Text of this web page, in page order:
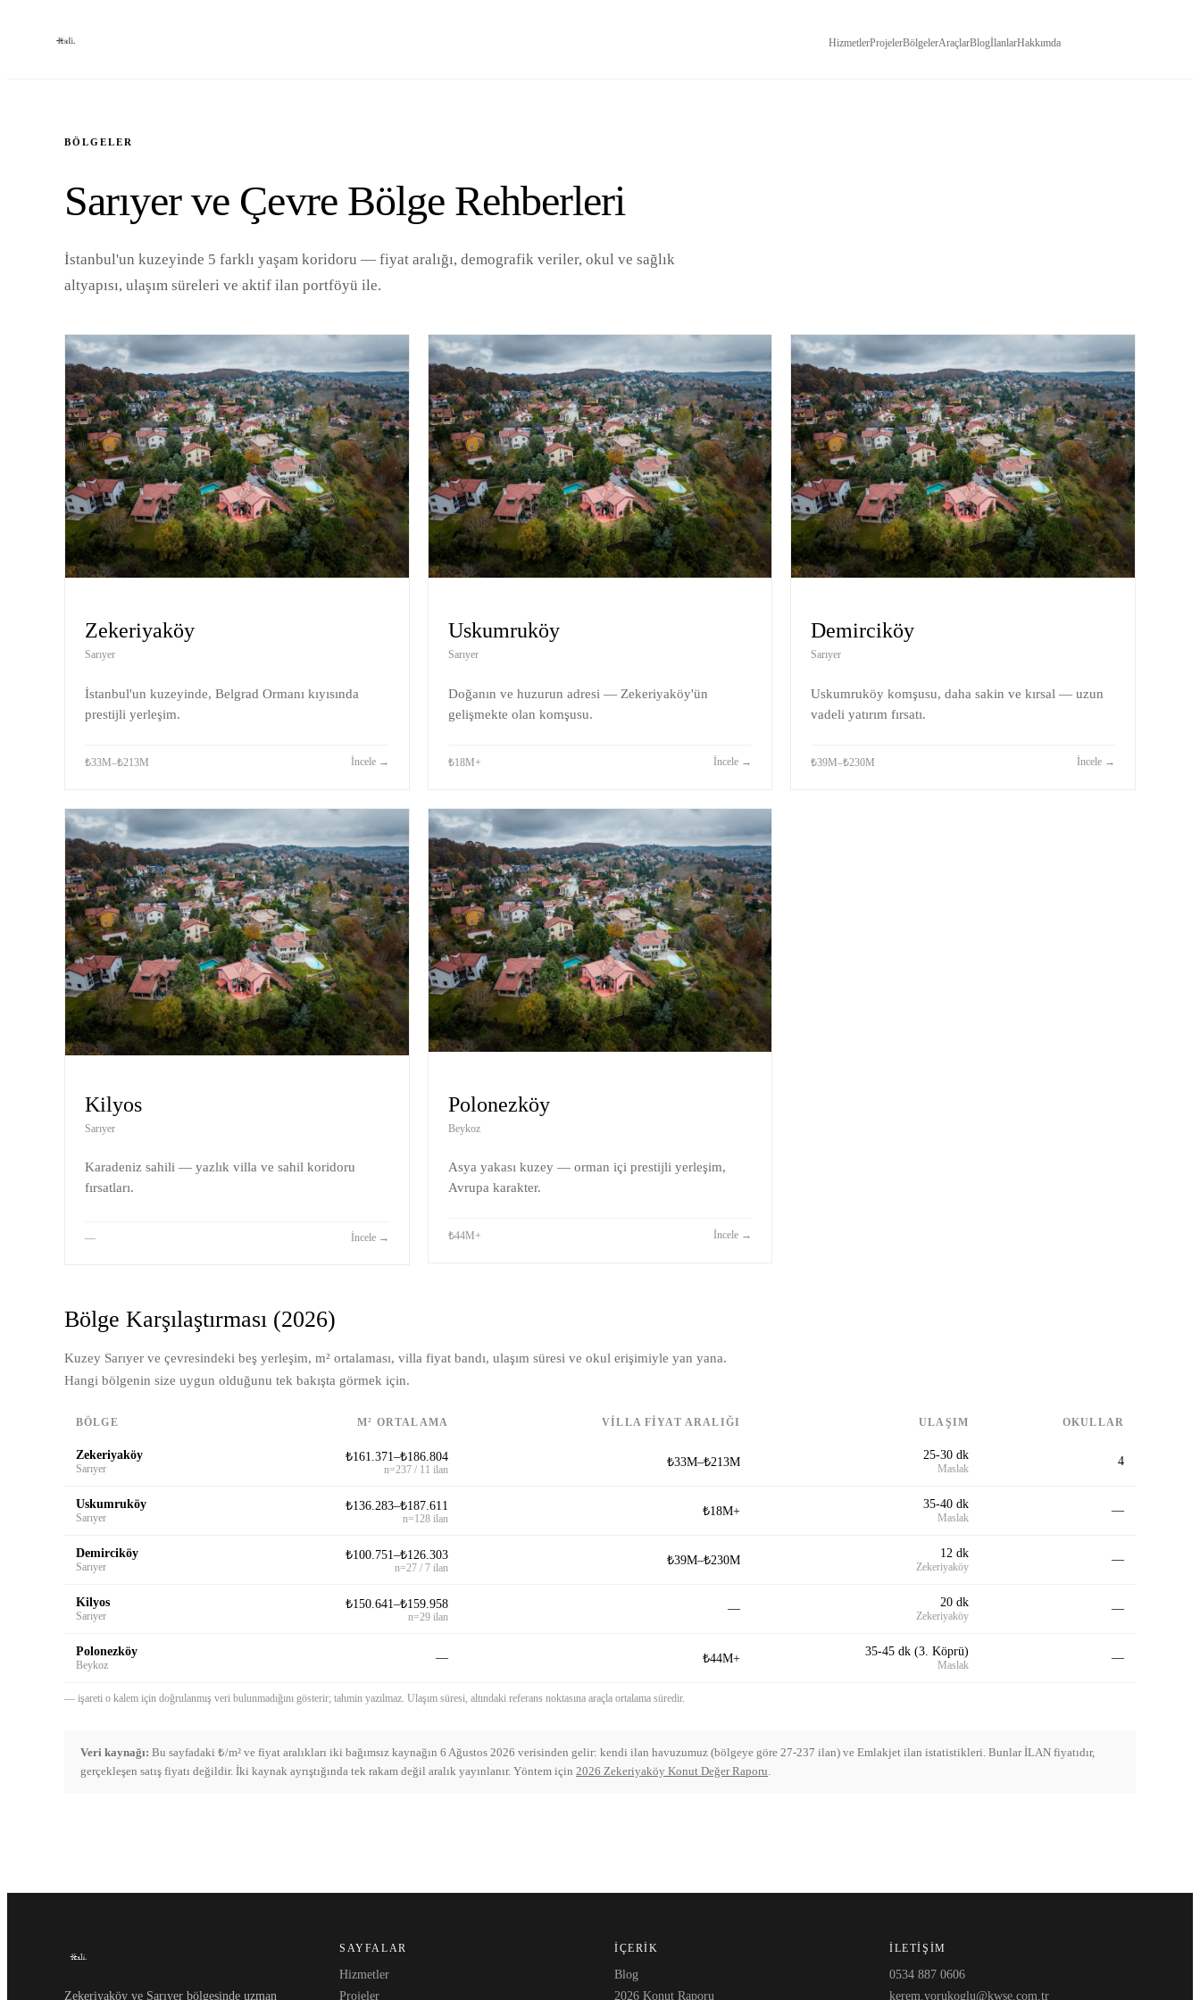
HizmetlerProjelerBölgelerAraçlarBlogİlanlarHakkımda
BÖLGELER
Sarıyer ve Çevre Bölge Rehberleri
İstanbul'un kuzeyinde 5 farklı yaşam koridoru — fiyat aralığı, demografik veriler, okul ve sağlık
altyapısı, ulaşım süreleri ve aktif ilan portföyü ile.
Zekeriyaköy
Sarıyer
İstanbul'un kuzeyinde, Belgrad Ormanı kıyısında
prestijli yerleşim.
₺33M–₺213M İncele→
Uskumruköy
Sarıyer
Doğanın ve huzurun adresi — Zekeriyaköy'ün
gelişmekte olan komşusu.
₺18M+ İncele →
Demirciköy
Sarıyer
Uskumruköy komşusu, daha sakin ve kırsal — uzun
vadeli yatırım fırsatı.
₺39M–₺230M İncele→
Kilyos
Sarıyer
Karadeniz sahili — yazlık villa ve sahil koridoru
fırsatları.
— İncele→
Polonezköy
Beykoz
Asya yakası kuzey — orman içi prestijli yerleşim,
Avrupa karakter.
₺44M+ İncele →
Bölge Karşılaştırması (2026)
Kuzey Sarıyer ve çevresindeki beş yerleşim, m² ortalaması, villa fiyat bandı, ulaşım süresi ve okul erişimiyle yan yana.
Hangi bölgenin size uygun olduğunu tek bakışta görmek için.
BÖLGE M² ORTALAMA VILLA FIYAT ARALIĞI ULAŞIM OKULLAR
Zekeriyaköy
Sarıyer
₺161.371–₺186.804
n=237 / 11 ilan
₺33M–₺213M 25-30 dk
Maslak
4
Uskumruköy
Sarıyer
₺136.283–₺187.611
n=128 ilan
₺18M+ 35-40 dk
Maslak
—
Demirciköy
Sarıyer
₺100.751–₺126.303
n=27 / 7 ilan
₺39M–₺230M 12 dk
Zekeriyaköy
—
Kilyos
Sarıyer
₺150.641–₺159.958
n=29 ilan
— 20 dk
Zekeriyaköy
—
Polonezköy
Beykoz
— ₺44M+ 35-45 dk (3. Köprü)
Maslak
—
— işareti o kalem için doğrulanmış veri bulunmadığını gösterir; tahmin yazılmaz. Ulaşım süresi, altındaki referans noktasına araçla ortalama süredir.
Veri kaynağı: Bu sayfadaki ₺/m² ve fiyat aralıkları iki bağımsız kaynağın 6 Ağustos 2026 verisinden gelir: kendi ilan havuzumuz (bölgeye göre 27-237 ilan) ve Emlakjet ilan istatistikleri. Bunlar İLAN fiyatıdır,
gerçekleşen satış fiyatı değildir. İki kaynak ayrıştığında tek rakam değil aralık yayınlanır. Yöntem için 2026 Zekeriyaköy Konut Değer Raporu.
Zekeriyaköy ve Sarıyer bölgesinde uzman
SAYFALAR
Hizmetler
Projeler
İÇERIK
Blog
2026 Konut Raporu
İLETIŞIM
0534 887 0606
kerem.yorukoglu@kwse.com.tr